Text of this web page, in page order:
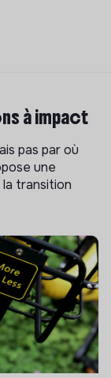
à impact
pas par où
une
transition